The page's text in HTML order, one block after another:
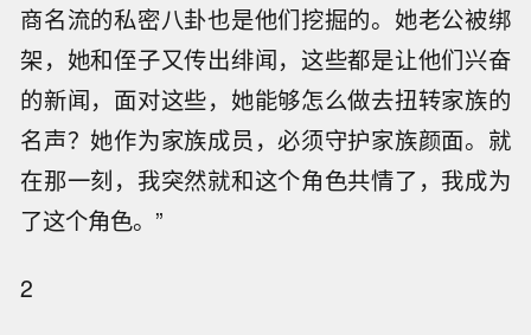
商名流的私密八卦也是他们挖掘的。她老公被绑
架，她和侄子又传出绯闻，这些都是让他们兴奋
的新闻，面对这些，她能够怎么做去扭转家族的
名声？她作为家族成员，必须守护家族颜面。就
在那一刻，我突然就和这个角色共情了，我成为
了这个角色。”
2